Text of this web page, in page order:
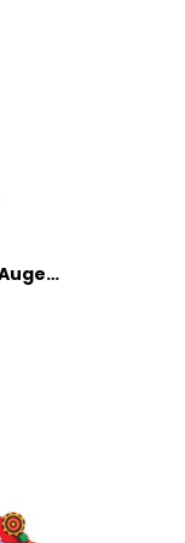
HOOTNEE Cartoon Anime Augen Aufkleber Bogen DIY Bastel Sticker Formen Langlebig und Einfach zu Entfernen für Clay Figuren und Animationspuppen